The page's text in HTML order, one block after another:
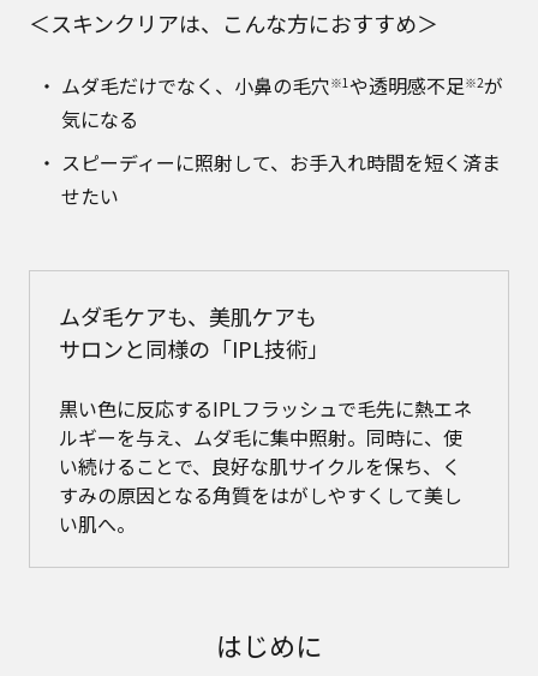
＜スキンクリアは、こんな方におすすめ＞
ムダ毛だけでなく、小鼻の毛穴※1や透明感不足※2が
気になる
スピーディーに照射して、お手入れ時間を短く済ま
せたい
ムダ毛ケアも、美肌ケアも
サロンと同様の「IPL技術」
黒い色に反応するIPLフラッシュで毛先に熱エネ
ルギーを与え、ムダ毛に集中照射。同時に、使
い続けることで、良好な肌サイクルを保ち、く
すみの原因となる角質をはがしやすくして美し
い肌へ。
はじめに